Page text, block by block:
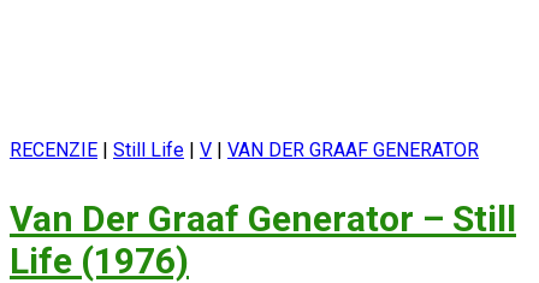
RECENZIE | Still Life | V | VAN DER GRAAF GENERATOR
Van Der Graaf Generator – Still
Life (1976)